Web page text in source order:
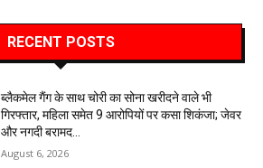
RECENT POSTS
ब्लैकमेल गैंग के साथ चोरी का सोना खरीदने वाले भी
गिरफ्तार, महिला समेत 9 आरोपियों पर कसा शिकंजा; जेवर
और नगदी बरामद…
August 6, 2026